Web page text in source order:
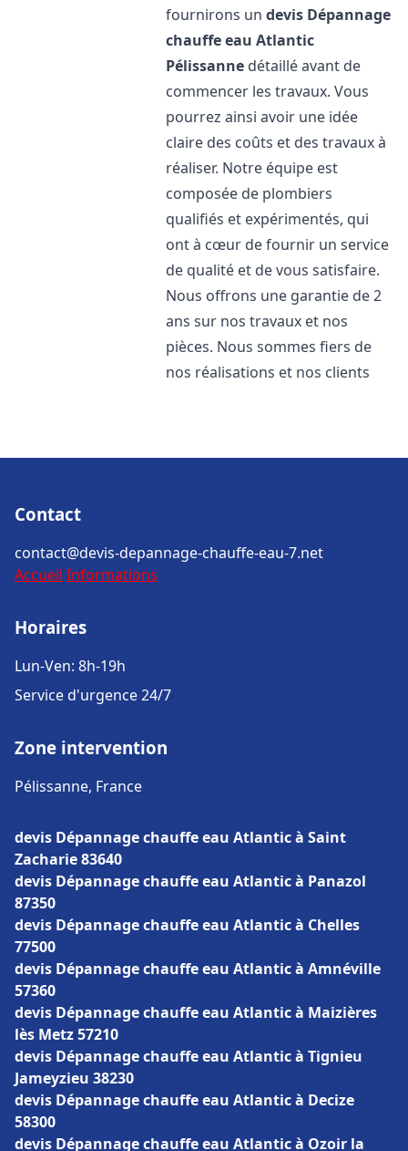
fournirons undevis Dépannage
chauffe eau Atlantic
Pélissanne détaillé avant de
commencer les travaux. Vous
pourrez ainsi avoir une idée
claire des coûts et des travaux à
réaliser. Notre équipe est
composée de plombiers
qualifiés et expérimentés, qui
ont à cœur de fournir un service
de qualité et de vous satisfaire.
Nous offrons une garantie de 2
ans sur nos travaux et nos
pièces. Nous sommes fiers de
nos réalisations et nos clients
Contact
contact@devis-depannage-chauffe-eau-7.net
Accueil Informations
Horaires
Lun-Ven: 8h-19h
Service d'urgence 24/7
Zone intervention
Pélissanne, France
devis Dépannage chauffe eau Atlantic à Saint
Zacharie 83640
devis Dépannage chauffe eau Atlantic à Panazol
87350
devis Dépannage chauffe eau Atlantic à Chelles
77500
devis Dépannage chauffe eau Atlantic à Amnéville
57360
devis Dépannage chauffe eau Atlantic à Maizières
lès Metz 57210
devis Dépannage chauffe eau Atlantic à Tignieu
Jameyzieu 38230
devis Dépannage chauffe eau Atlantic à Decize
58300
devis Dépannage chauffe eau Atlantic à Ozoir la